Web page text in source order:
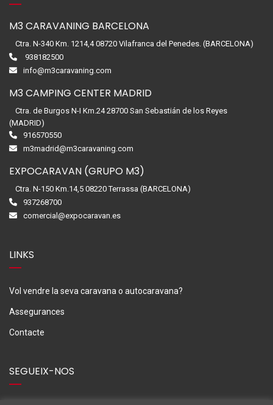
M3 CARAVANING BARCELONA
Ctra. N-340 Km. 1214,4 08720 Vilafranca del Penedes. (BARCELONA)
938182500
info@m3caravaning.com
M3 CAMPING CENTER MADRID
Ctra. de Burgos N-I Km.24 28700 San Sebastián de los Reyes
(MADRID)
916570550
m3madrid@m3caravaning.com
EXPOCARAVAN (GRUPO M3)
Ctra. N-150 Km.14,5 08220 Terrassa (BARCELONA)
937268700
comercial@expocaravan.es
LINKS
Vol vendre la seva caravana o autocaravana?
Assegurances
Contacte
SEGUEIX-NOS